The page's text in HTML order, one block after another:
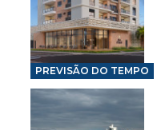
PREVISÃO DO TEMPO